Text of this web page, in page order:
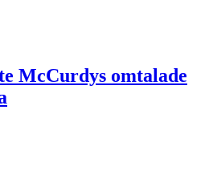
McCurdys omtalade